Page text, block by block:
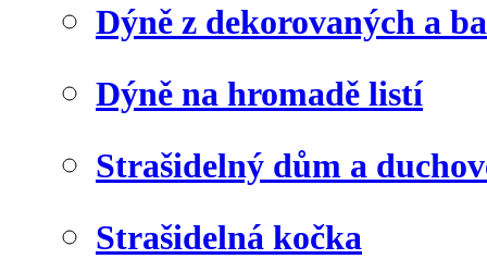
Dýně z dekorovaných a
Dýně na hromadě listí
Strašidelný dům a
Strašidelná kočka